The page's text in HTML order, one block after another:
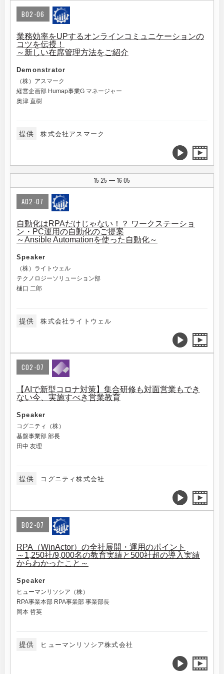
B02-06
業務効率をUPするオンラインコミュニケーションの
コツを伝授！
～新しい在席管理方法をご紹介
Demonstrator
（株）アスマーク
経営企画部 Humap事業G マネージャー
奥津 直樹
提供 株式会社アスマーク
15:25 | 16:05
A02-07
自動化はRPAだけじゃない！？ ワークステーショ
ン・PC運用の自動化のご提案
～Ansible Automationを使った自動化～
Speaker
（株）ライトウェル
テクノロジーソリューション部
樋口 二郎
提供 株式会社ライトウェル
C02-07
【AIで新型コロナ対策】集合研修も対面営業もでき
ない今、実施すべき営業教育
Speaker
コグニティ（株）
基盤事業部 部長
田中 友理
提供 コグニティ株式会社
B02-07
RPA（WinActor）の全社展開・運用のポイント
～1,250社/9,000名の教育実績と500社超の導入実績
からわかったこと～
Speaker
ヒューマンリソシア（株）
RPA事業本部 RPA事業部 事業部長
岡本 哲英
提供 ヒューマンリソシア株式会社